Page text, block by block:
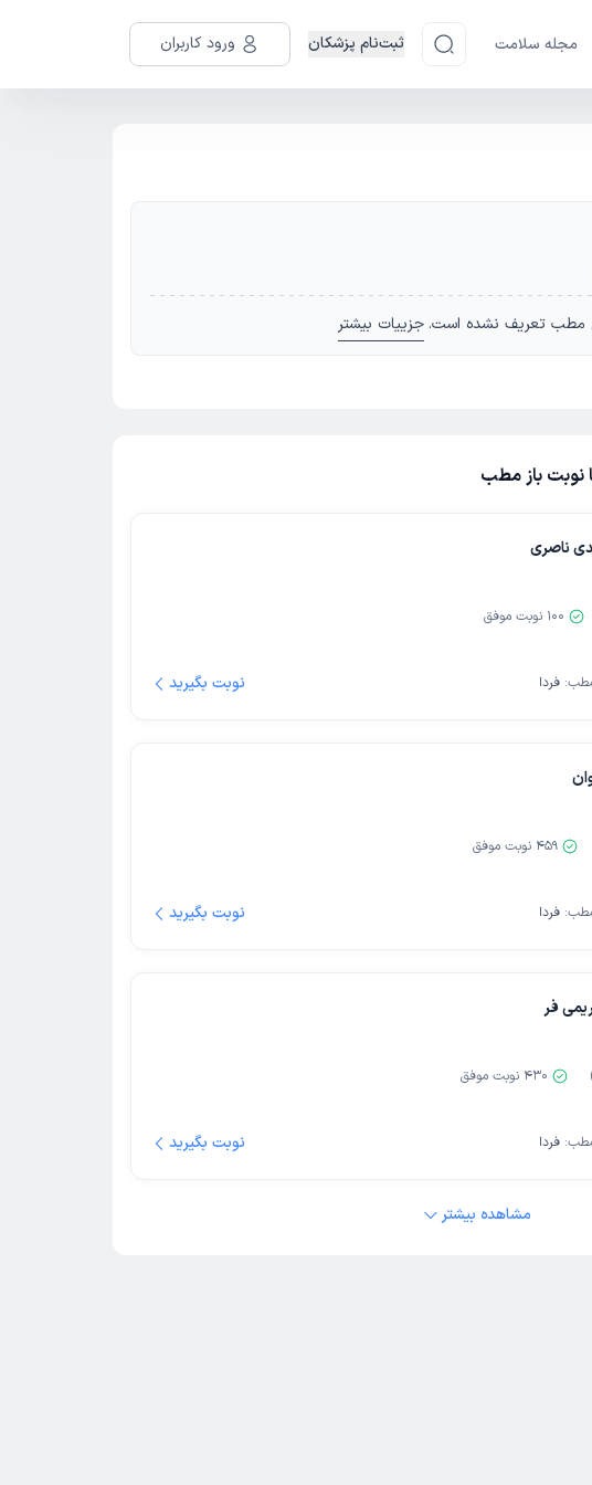
مجله سلامت ثبت‌نام پزشکان ورود کاربران
مطب تعریف نشده است. جزییات بیشتر
نوبت باز مطب
ناصری
100 نوبت موفق
مطب: فردا نوبت بگیرید
459 نوبت موفق
مطب: فردا نوبت بگیرید
فر
430 نوبت موفق
مطب: فردا نوبت بگیرید
مشاهده بیشتر